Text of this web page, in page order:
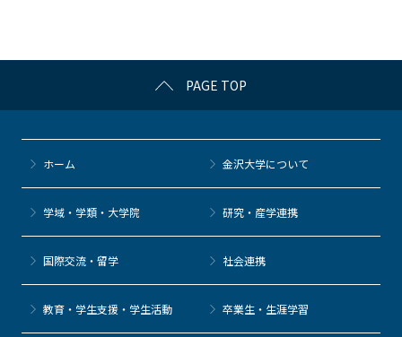
k
PAGE TOP
ホーム 金沢大学について
学域・学類・大学院 研究・産学連携
国際交流・留学 社会連携
教育・学生支援・学生活動 卒業生・生涯学習